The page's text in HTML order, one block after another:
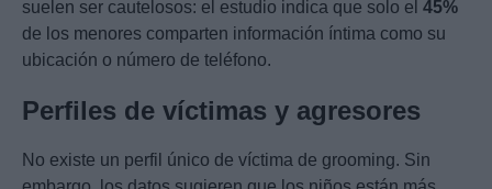
suelen ser cautelosos: el estudio indica que solo el 45%
de los menores comparten información íntima como su
ubicación o número de teléfono.
Perfiles de víctimas y agresores
No existe un perfil único de víctima de grooming. Sin